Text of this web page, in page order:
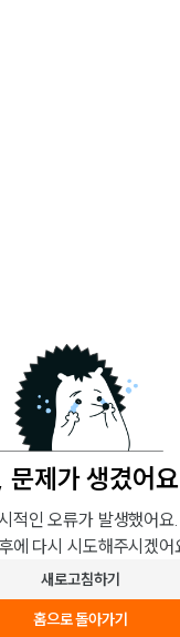
문제가 생겼어
적인 오류가 발생했어요.
에 다시 시도해주시겠어
새로고침하기
홈으로 돌아가기